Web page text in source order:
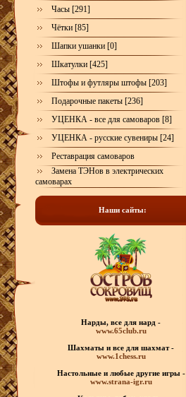
Часы [291]
Чётки [85]
Шапки ушанки [0]
Шкатулки [425]
Штофы и футляры штофы [203]
Подарочные пакеты [236]
УЦЕНКА - все для самоваров [8]
УЦЕНКА - русские сувениры [24]
Реставрация самоваров
Замена ТЭНов в электрических
самоварах
Наши сайты:
Нарды, все для нард -
www.65club.ru
Шахматы и все для шахмат -
www.1chess.ru
Настольные и любые другие игры -
www.strana-igr.ru